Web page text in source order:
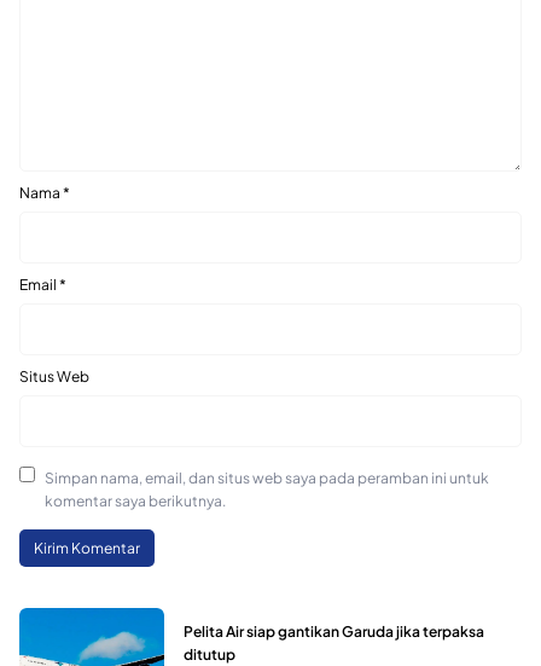
Nama *
Email *
Situs Web
Simpan nama, email, dan situs web saya pada peramban ini untuk
komentar saya berikutnya.
Pelita Air siap gantikan Garuda jika terpaksa
ditutup